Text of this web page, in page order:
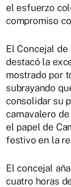
el esfuerzo
compromiso
El Concejal de
destacó la
mostrado por
subrayando
consolidar su
carnavalero
el papel de
festivo en la
El concejal
cuatro horas